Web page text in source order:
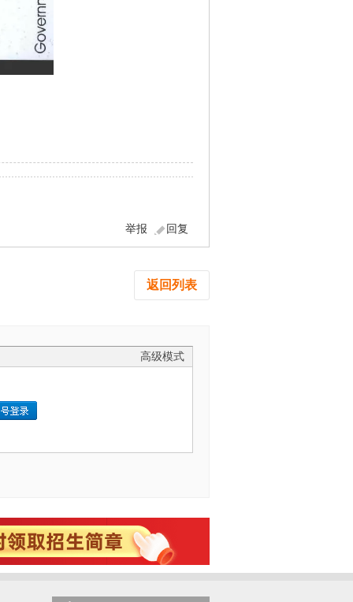
回复
举报
返回列表
高级模式